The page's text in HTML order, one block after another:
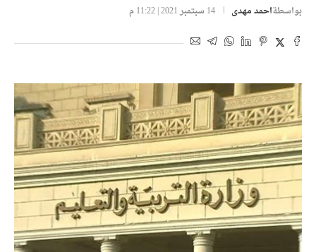
بواسطةاحمد مهدى 14 سبتمبر 2021 | 11:22 م